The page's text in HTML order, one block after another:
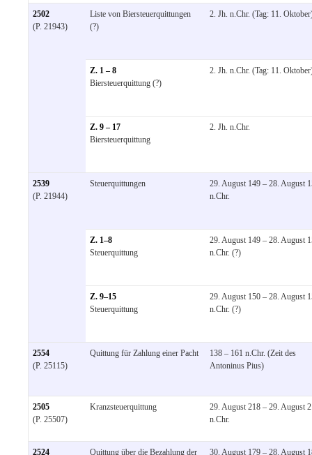
2502
(P. 21943)
Liste von Biersteuerquittungen
(?)
2. Jh. n.Chr. (Tag: 11.
Z. 1 – 8
Biersteuerquittung (?)
2. Jh. n.Chr. (Tag: 11.
Z. 9 – 17
Biersteuerquittung
2. Jh. n.Chr.
2539
(P. 21944)
Steuerquittungen
29. August 149 – 28. August
n.Chr.
Z. 1–8
Steuerquittung
29. August 149 – 28. August
n.Chr. (?)
Z. 9–15
Steuerquittung
29. August 150 – 28. August
n.Chr. (?)
2554
(P. 25115)
Quittung für Zahlung einer Pacht
138 – 161 n.Chr. (Zeit des
Antoninus Pius)
2505
(P. 25507)
Kranzsteuerquittung
29. August 218 – 29. August
n.Chr.
2524
Quittung über die Bezahlung der
30. August 179 – 28. August